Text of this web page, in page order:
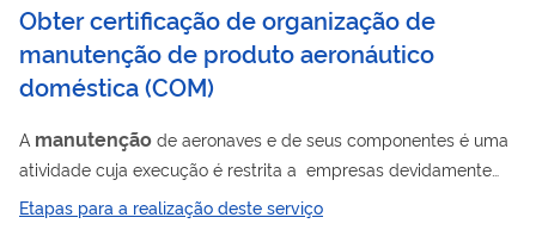
Obter certificação de organização de
manutenção de produto aeronáutico
doméstica(COM)
A manutenção de aeronaves e de seus componentes é uma
atividade cuja execução é restrita a empresas devidamente
certificadas pela ANAC para esta finalidade. O Certificado de
Etapas para a realização deste serviço